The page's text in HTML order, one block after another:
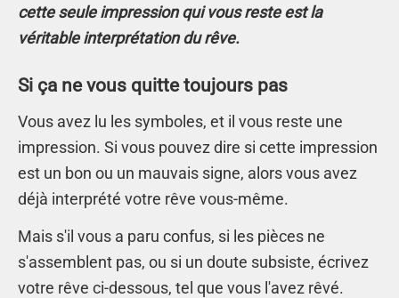
cette seule impression qui vous reste est la
véritable interprétation du rêve.
Si ça ne vous quitte toujours pas
Vous avez lu les symboles, et il vous reste une
impression. Si vous pouvez dire si cette impression
est un bon ou un mauvais signe, alors vous avez
déjà interprété votre rêve vous-même.
Mais s'il vous a paru confus, si les pièces ne
s'assemblent pas, ou si un doute subsiste, écrivez
votre rêve ci-dessous, tel que vous l'avez rêvé.